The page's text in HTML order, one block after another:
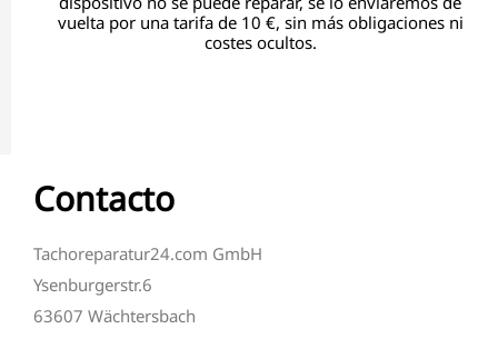
vuelta por una tarifa de 10 €, sin más obligaciones ni
costes ocultos.
Contacto
Tachoreparatur24.com GmbH
Ysenburgerstr.6
63607 Wächtersbach